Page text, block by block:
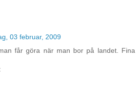
03 februar, 2009
får göra när man bor på landet. Fina